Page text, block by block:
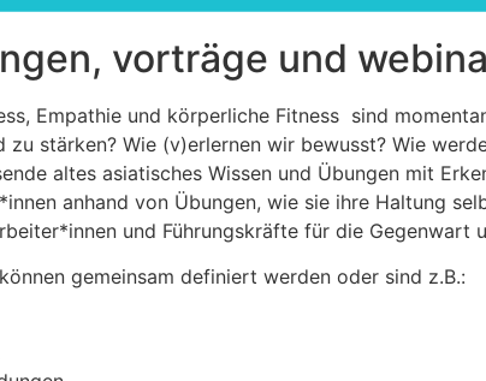
vorträge und
Empathie und körperliche Fitness sind
zu stärken? Wie (v)erlernen wir bewusst? Wie
altes asiatisches Wissen und Übungen mit
anhand von Übungen, wie sie ihre Haltung
und Führungskräfte für die Gegenwart
gemeinsam definiert werden oder sind z.B.: